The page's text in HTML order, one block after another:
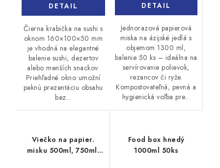
DETAIL
Čierna krabička na sushi s
oknom 160×100×50 mm
je vhodná na elegantné
balenie sushi, dezertov
alebo menších snackov.
Priehľadné okno umožní
peknú prezentáciu obsahu
bez...
DETAIL
Jednorazová papierová
miska na ázijské jedlá s
objemom 1300 ml,
balenie 50 ks – ideálna na
servírovanie polievok,
rezancov či ryže.
Kompostovateľná, pevná a
hygienická voľba pre...
Viečko na papier.
misku 500ml, 750ml,
Food box hnedý
1000ml 50ks